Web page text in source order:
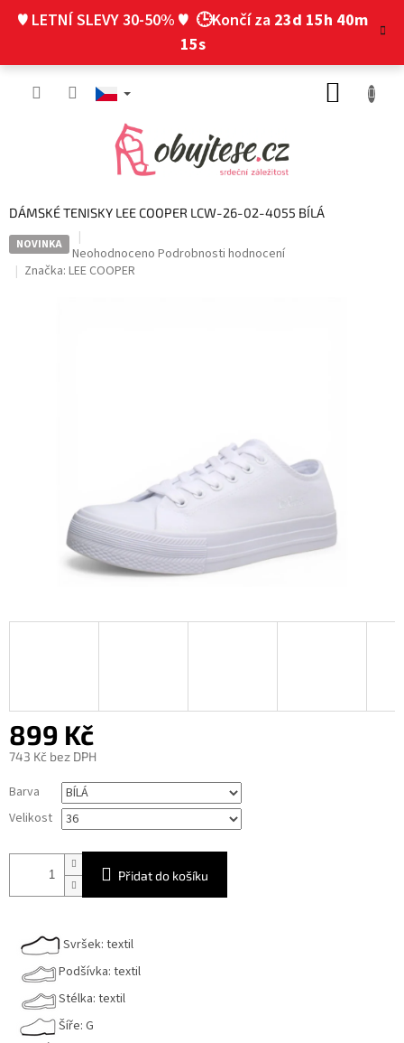
♥ LETNÍ SLEVY 30-50% ♥ 🕒Končí za 23d 15h 40m
14s
DÁMSKÉ TENISKY LEE COOPER LCW-26-02-4055 BÍLÁ
NOVINKA
Průměrné
hodnocení
Neohodnoceno Podrobnosti hodnocení
Značka: LEE COOPER
899 Kč
743 Kč bez DPH
cena:
Barva
Velikost
Přidat do košíku
Svršek: textil
Podšívka: textil
Stélka: textil
Šíře: G